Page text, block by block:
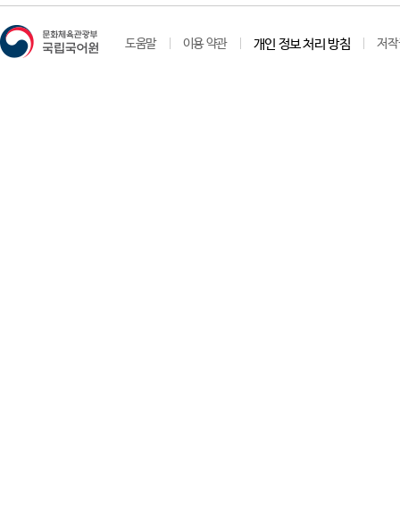
도움말 이용 약관 개인 정보 처리 방침 저